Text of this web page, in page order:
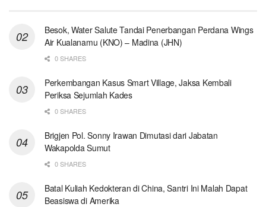
Besok, Water Salute Tandai Penerbangan Perdana Wings
Air Kualanamu (KNO) – Madina (JHN)
0 SHARES
Perkembangan Kasus Smart Village, Jaksa Kembali
Periksa Sejumlah Kades
0 SHARES
Brigjen Pol. Sonny Irawan Dimutasi dari Jabatan
Wakapolda Sumut
0 SHARES
Batal Kuliah Kedokteran di China, Santri Ini Malah Dapat
Beasiswa di Amerika